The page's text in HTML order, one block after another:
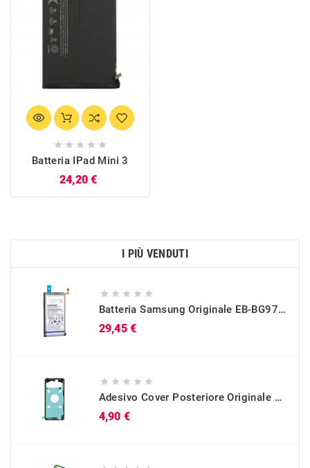
    
Batteria IPad Mini 3
24,20 €
I PIÙ VENDUTI
    
Batteria Samsung Originale EB-BG973ABU Per Galaxy S10 (SM-G973)
29,45 €
    
Adesivo Cover Posteriore Originale Galaxy S10 (SM-G973)
4,90 €